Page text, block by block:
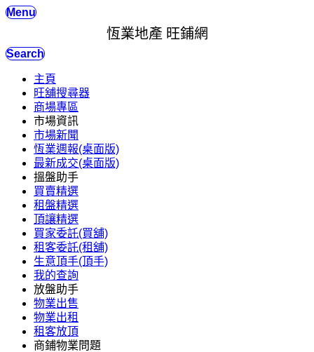
Menu
恆業地產 旺鋪網
Search
主頁
旺舖搜尋器
商場專區
市場資訊
市場新聞
恆業週報(桌面版)
最新成交(桌面版)
搵盤助手
買賣精選
租盤精選
頂讓精選
買家委託(買舖)
租客委託(租舖)
生意頂手(頂手)
我的查詢
放盤助手
物業出售
物業出租
租客放頂
商鋪物業問題